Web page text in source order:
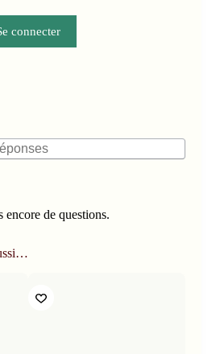
connecter
encore de questions.